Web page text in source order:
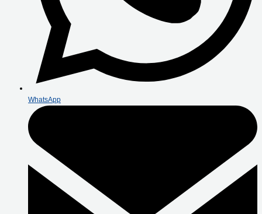
WhatsApp